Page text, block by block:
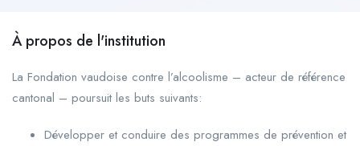
À propos de l'institution
La Fondation vaudoise contre l’alcoolisme – acteur de référence
cantonal – poursuit les buts suivants:
Développer et conduire des programmes de prévention et